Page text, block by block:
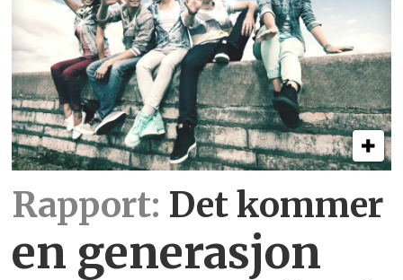
Rapport: Det kommer
en generasjon